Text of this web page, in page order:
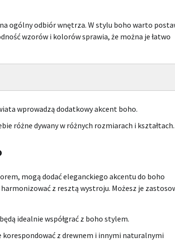
ogólny odbiór wnętrza. W stylu boho warto
wzorów i kolorów sprawia, że można je łatwo
wprowadzą dodatkowy akcent boho.
różne dywany w różnych rozmiarach i kształtach.
mogą dodać eleganckiego akcentu do boho
z resztą wystroju. Możesz je
idealnie współgrać z boho stylem.
korespondować z drewnem i innymi naturalnymi